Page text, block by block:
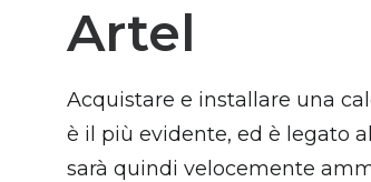
Artel
Acquistare e installare una
è il più evidente, ed è legato
sarà quindi velocemente